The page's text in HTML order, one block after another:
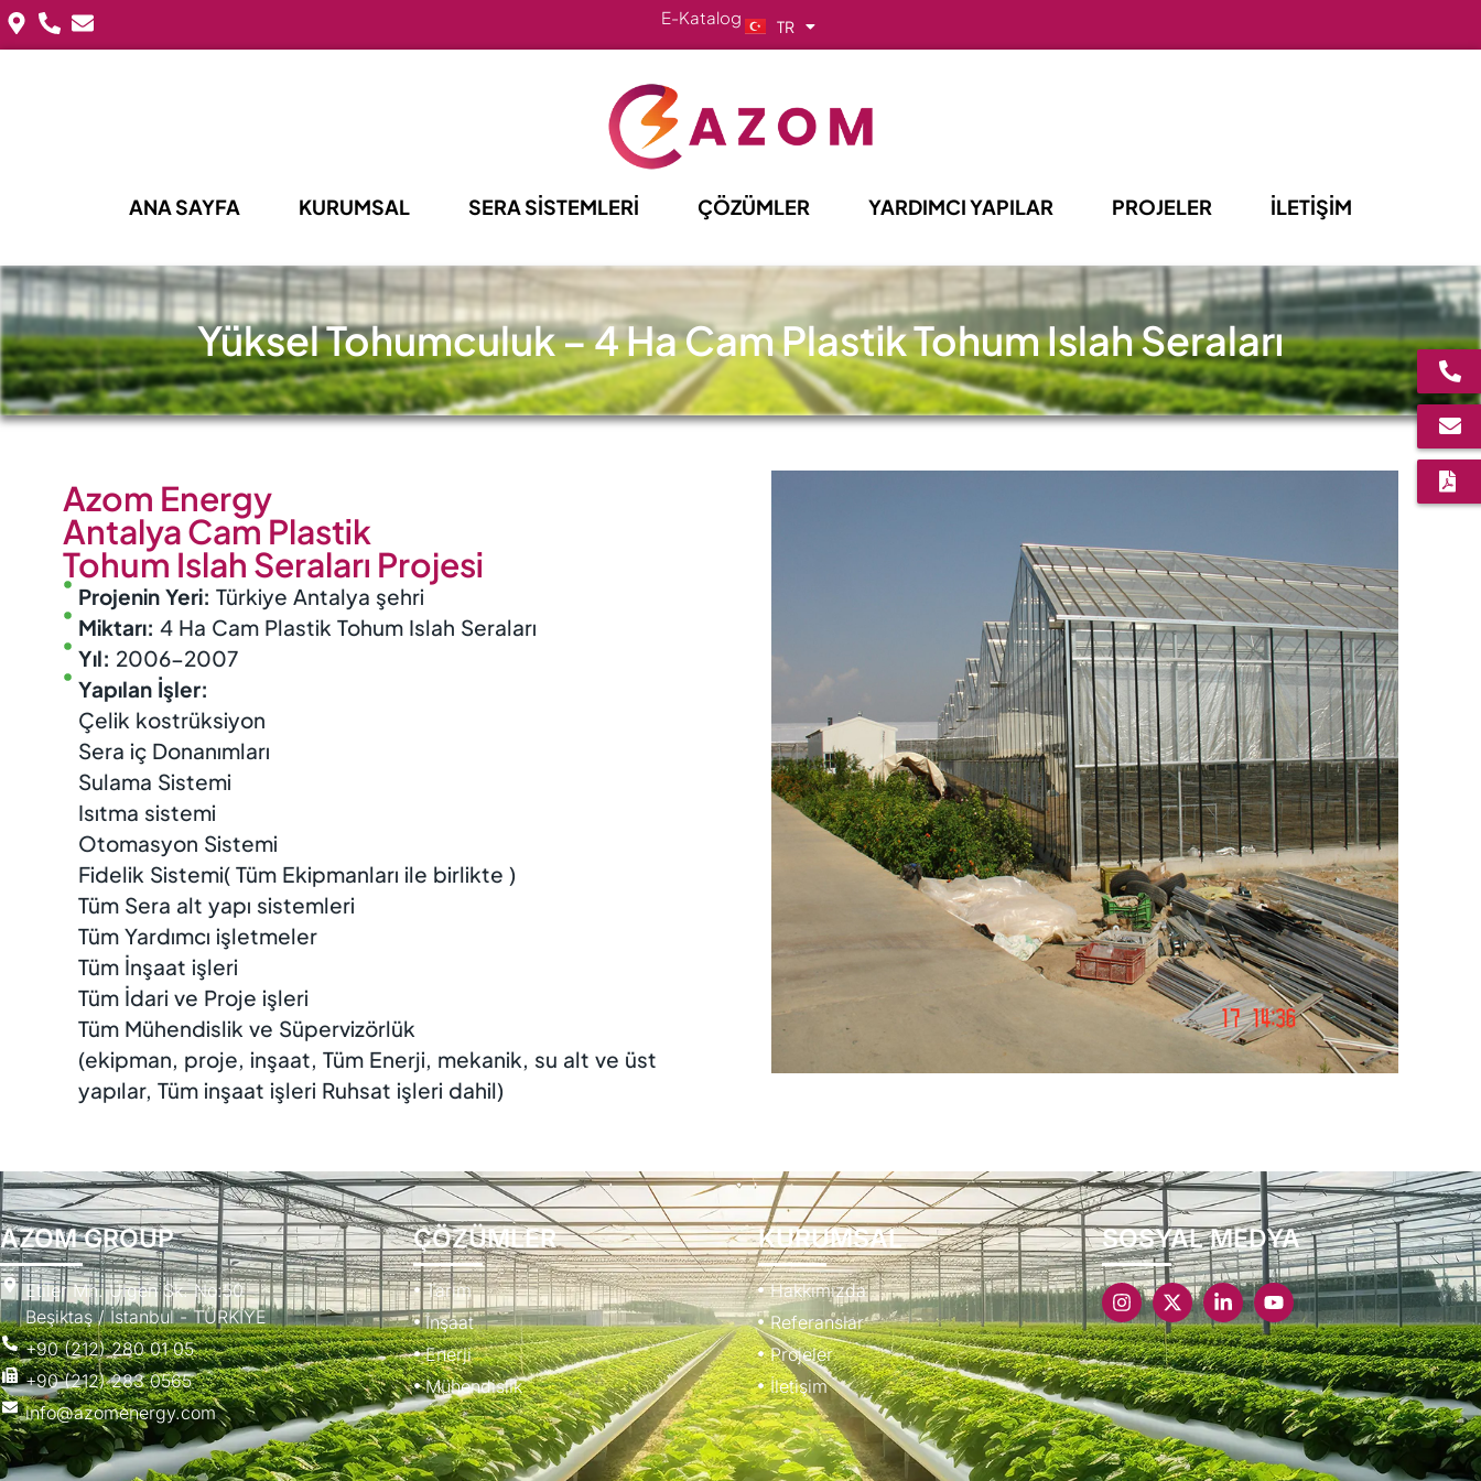
E-Katalog TR
EN
ANA SAYFA KURUMSAL SERA SİSTEMLERİ ÇÖZÜMLER YARDIMCI YAPILAR PROJELER İLETİŞİM
Yüksel Tohumculuk – 4 Ha Cam Plastik Tohum Islah Seraları
Azom Energy
Antalya Cam Plastik
Tohum Islah Seraları Projesi
Projenin Yeri: Türkiye Antalya şehri
Miktarı: 4 Ha Cam Plastik Tohum Islah Seraları
Yıl: 2006-2007
Yapılan İşler:
Çelik kostrüksiyon
Sera iç Donanımları
Sulama Sistemi
Isıtma sistemi
Otomasyon Sistemi
Fidelik Sistemi( Tüm Ekipmanları ile birlikte )
Tüm Sera alt yapı sistemleri
Tüm Yardımcı işletmeler
Tüm İnşaat işleri
Tüm İdari ve Proje işleri
Tüm Mühendislik ve Süpervizörlük
(ekipman, proje, inşaat, Tüm Enerji, mekanik, su alt ve üst
yapılar, Tüm inşaat işleri Ruhsat işleri dahil)
AZOM GROUP
Etiler Mh. Ülgen Sk. No:50
Beşiktaş / İstanbul - TÜRKİYE
+90 (212) 280 01 05
+90 (212) 283 0565
info@azomenergy.com
ÇÖZÜMLER
Tarım
İnşaat
Enerji
Mühendislik
KURUMSAL
Hakkımızda
Referanslar
Projeler
İletişim
SOSYAL MEDYA